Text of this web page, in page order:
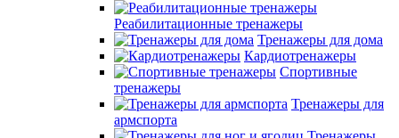
Реабилитационные тренажеры
Тренажеры для дома
Кардиотренажеры
Спортивные
тренажеры
Тренажеры для
армспорта